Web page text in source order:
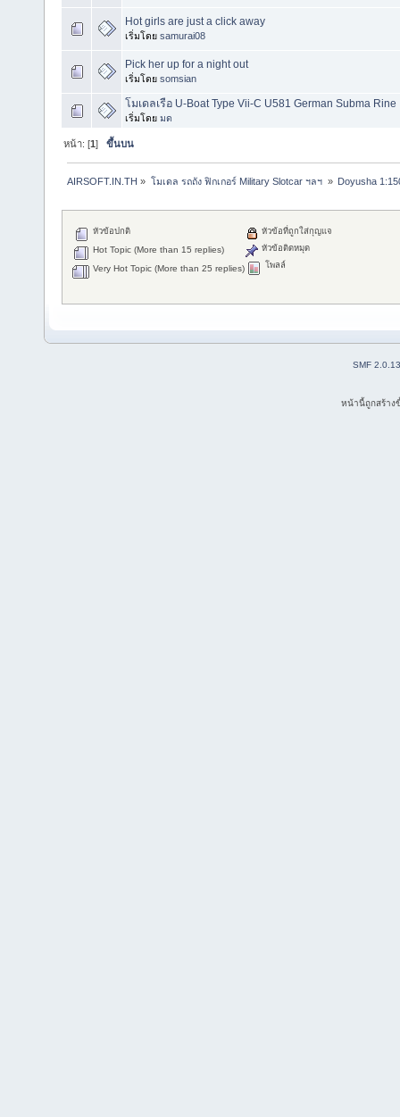
Hot girls are just a click away
เริ่มโดย samurai08
Pick her up for a night out
เริ่มโดย somsian
โมเดลเรือ U-Boat Type Vii-C U581 German Subma Rine
เริ่มโดย มด
หน้า: [1]ขึ้นบน
AIRSOFT.IN.TH » โมเดล รถถัง ฟิกเกอร์ Military Slotcar ฯลฯ » Doyusha
หัวข้อปกติ
Hot Topic (More than 15 replies)
Very Hot Topic (More than 25 replies)
หัวข้อที่ถูกใส่กุญแจ
หัวข้อติดหมุด
โพลล์
SMF 2.0.13
หน้านี้ถูกสร้าง